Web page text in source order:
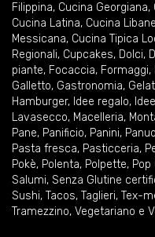
Filippina, Cucina Georgiana,
Cucina Latina, Cucina
Messicana, Cucina Tipica
Regionali, Cupcakes, Dolci,
piante, Focaccia, Formaggi,
Galletto, Gastronomia,
Hamburger, Idee regalo,
Lavasecco, Macelleria,
Pane, Panificio, Panini,
Pasta fresca, Pasticceria,
Pokè, Polenta, Polpette, Pop
Salumi, Senza Glutine
Sushi, Tacos, Taglieri, Tex-
Tramezzino, Vegetariano e